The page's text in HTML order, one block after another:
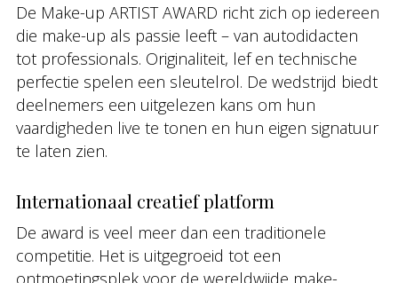
De Make-up ARTIST AWARD richt zich op iedereen
die make-up als passie leeft – van autodidacten
tot professionals. Originaliteit, lef en technische
perfectie spelen een sleutelrol. De wedstrijd biedt
deelnemers een uitgelezen kans om hun
vaardigheden live te tonen en hun eigen signatuur
te laten zien.
Internationaal creatief platform
De award is veel meer dan een traditionele
competitie. Het is uitgegroeid tot een
ontmoetingsplek voor de wereldwijde make-